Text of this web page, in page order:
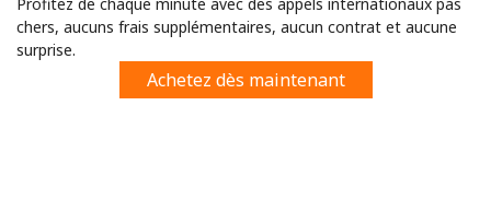
ou
chers, aucuns frais supplémentaires, aucun contrat et aucune
surprise.
Achetez dès maintenant